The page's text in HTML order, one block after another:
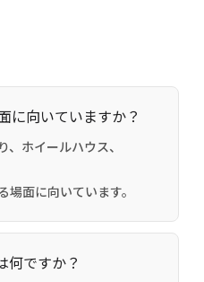
に向いていますか？
、ホイールハウス、
面に向いています。
何ですか？